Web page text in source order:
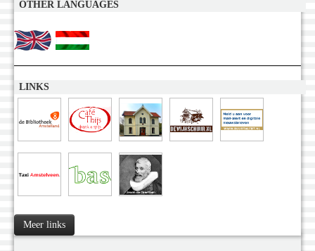
OTHER LANGUAGES
LINKS
Meer links